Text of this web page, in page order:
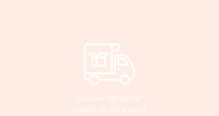
Livraison 48h offerte*
à partir de 70€ d’achat